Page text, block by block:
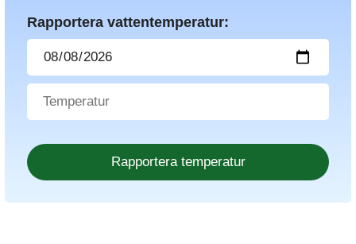
Rapportera vattentemperatur: